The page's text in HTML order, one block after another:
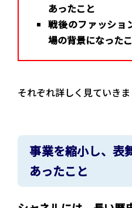
あったこと
戦後のファッショ
場の背景になった
それぞれ詳しく見ていきま
事業を縮小し、表
あったこと